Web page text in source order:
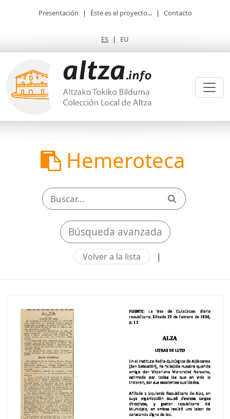
Presentación | Éste es el proyecto... | Contacto
ES | EU
Hemeroteca
Búsqueda avanzada
Volver a la lista |